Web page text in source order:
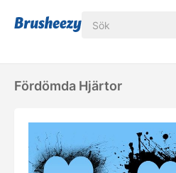
Fördömda Hjärtor